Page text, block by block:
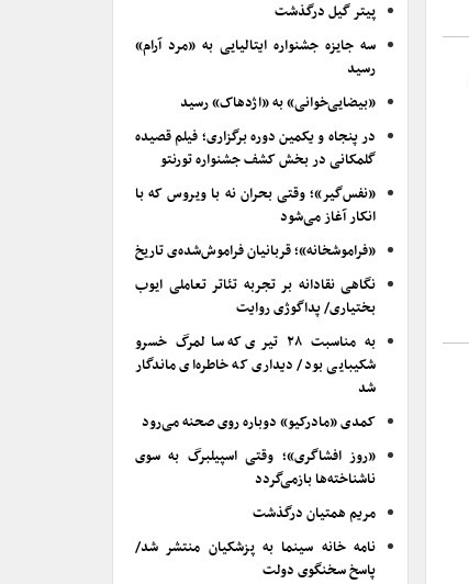
پیتر گیل درگذشت
سه جایزه جشنواره ایتالیایی به «مرد آرام»
رسید
«بیضایی‌خوانی» به «اژدهاک» رسید
در پنجاه و یکمین دوره برگزاری؛ فیلم قصیده
گلمکانی در بخش کشف جشنواره تورنتو
«نفس‌گیر»؛ وقتی بحران نه با ویروس که با
انکار آغاز می‌شود
«فراموشخانه»؛ قربانیان فراموش‌شده‌ی تاریخ
نگاهی نقادانه بر تجربه تئاتر تعاملی ایوب
بختیاری/ پداگوژی روایت
به مناسبت ۲۸ تیری که سالمرگ خسرو
شکیبایی بود/ دیداری که خاطره‌ای ماندگار
شد
کمدی «مادرکیو» دوباره روی صحنه می‌رود
«روز افشاگری»؛ وقتی اسپیلبرگ به سوی
ناشناخته‌ها بازمی‌گردد
مریم همتیان درگذشت
نامه خانه سینما به پزشکیان منتشر شد/
پاسخ سخنگوی دولت